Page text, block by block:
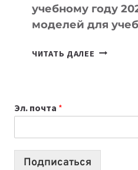
учебному году
моделей для
ЧИТАТЬ ДАЛЕЕ КАКОЙ
2026:
10
Эл. почта *
Подписаться